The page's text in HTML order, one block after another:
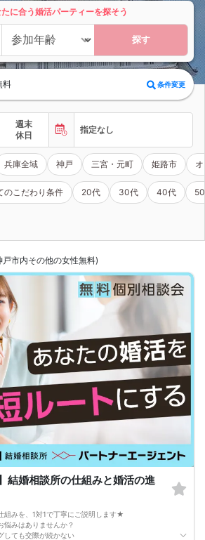
に合う婚活パーティーを探そう
探す
料 条件変更
週末
休日
指定なし
兵庫全域 神戸 三宮・元町 姫路市
のこだわり条件 20代 30代 40代
市内その他の女性無料)
結婚相談所の仕組みと婚活の進
組みを、1対1で丁寧にご説明します★
悩みはありませんか？
しても交際が続かない